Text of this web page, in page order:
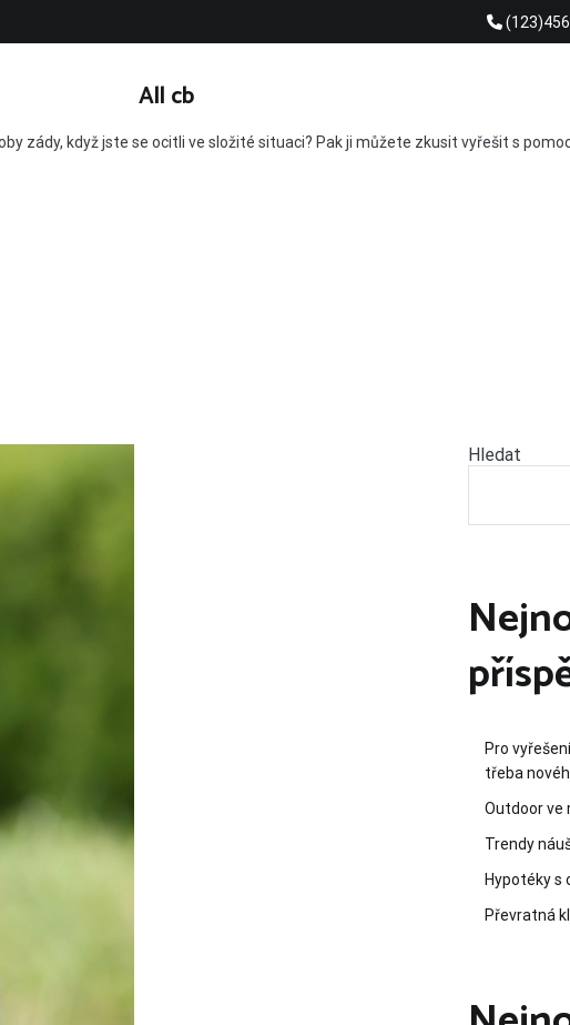
All cb
zády, když jste se ocitli ve složité situaci? Pak ji můžete zkusit vyřešit s
Hledat
Pro
třeba
Outdoor ve
Trendy
Hypotéky s
Převratná